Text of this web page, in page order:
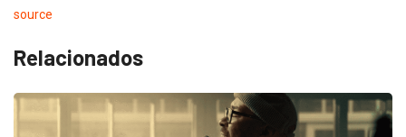
source
Relacionados